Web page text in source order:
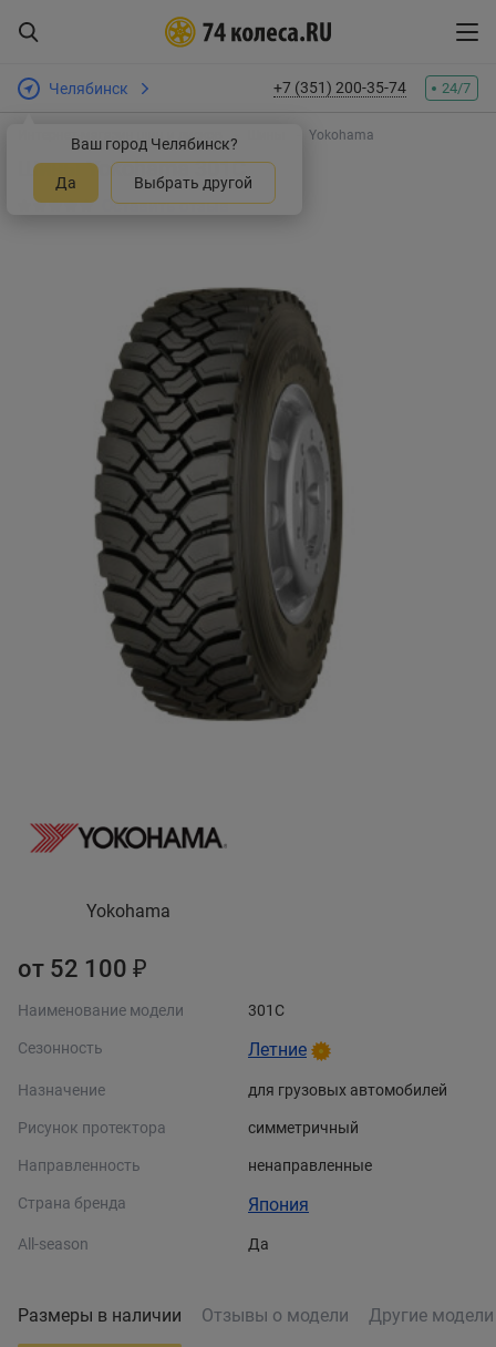
Челябинск
Ваш город Челябинск?
Да Выбрать другой
+7 (351) 200-35-74 24/7
Интернет-магазин шин и дисков Yokohama
Шины Yokohama 301C
Оставить отзыв
Yokohama
от 52 100 ₽
Наименование модели 301C
Сезонность Летние
Назначение для грузовых автомобилей
Рисунок протектора симметричный
Направленность ненаправленные
Страна бренда Япония
All-season Да
Размеры в наличии Отзывы о модели Другие